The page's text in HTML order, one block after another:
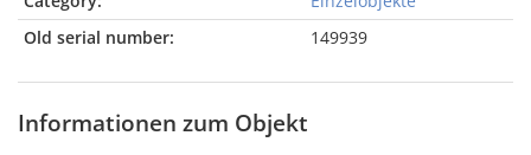
Old serial number:
149939
Informationen zum Objekt